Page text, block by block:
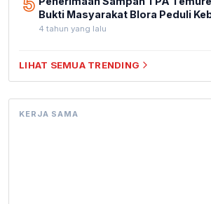
Bukti Masyarakat Blora Peduli
4 tahun yang lalu
LIHAT SEMUA TRENDING
KERJA SAMA